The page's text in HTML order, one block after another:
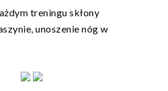
treningu skłony
unoszenie nóg w